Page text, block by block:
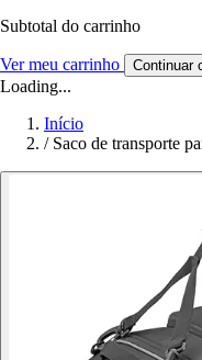
Subtotal do carrinho
Ver meu carrinho Continuar
Loading...
Início
/ Saco de transporte